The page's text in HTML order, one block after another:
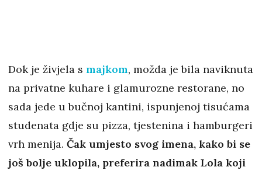
Dok je živjela s majkom, možda je bila naviknuta
na privatne kuhare i glamurozne restorane, no
sada jede u bučnoj kantini, ispunjenoj tisućama
studenata gdje su pizza, tjestenina i hamburgeri
vrh menija. Čak umjesto svog imena, kako bi se
još bolje uklopila, preferira nadimak Lola koji